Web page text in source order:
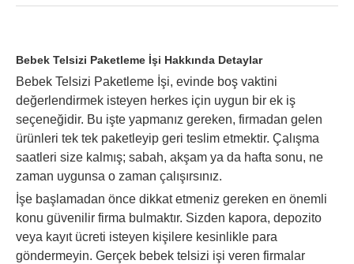
Bebek Telsizi Paketleme İşi Hakkında Detaylar
Bebek Telsizi Paketleme İşi, evinde boş vaktini
değerlendirmek isteyen herkes için uygun bir ek iş
seçeneğidir. Bu işte yapmanız gereken, firmadan gelen
ürünleri tek tek paketleyip geri teslim etmektir. Çalışma
saatleri size kalmış; sabah, akşam ya da hafta sonu, ne
zaman uygunsa o zaman çalışırsınız.
İşe başlamadan önce dikkat etmeniz gereken en önemli
konu güvenilir firma bulmaktır. Sizden kapora, depozito
veya kayıt ücreti isteyen kişilere kesinlikle para
göndermeyin. Gerçek bebek telsizi işi veren firmalar